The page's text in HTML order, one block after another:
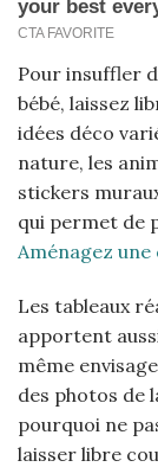
Pour insuffler
bébé, laissez
idées déco
nature, les
stickers
qui permet de
Aménagez
Les tableaux
apportent
même
des photos de
pourquoi ne
laisser libre